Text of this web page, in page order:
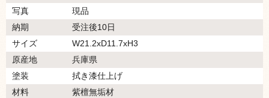
写真
現品
納期
受注後10日
サイズ
W21.2xD11.7xH3
原産地
兵庫県
塗装
拭き漆仕上げ
材料
紫檀無垢材